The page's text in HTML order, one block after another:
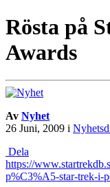
Rösta på
Awards
Av Nyhet
26 Juni, 2009 i
Dela
https://
p%C3%A5-star-trek-i-